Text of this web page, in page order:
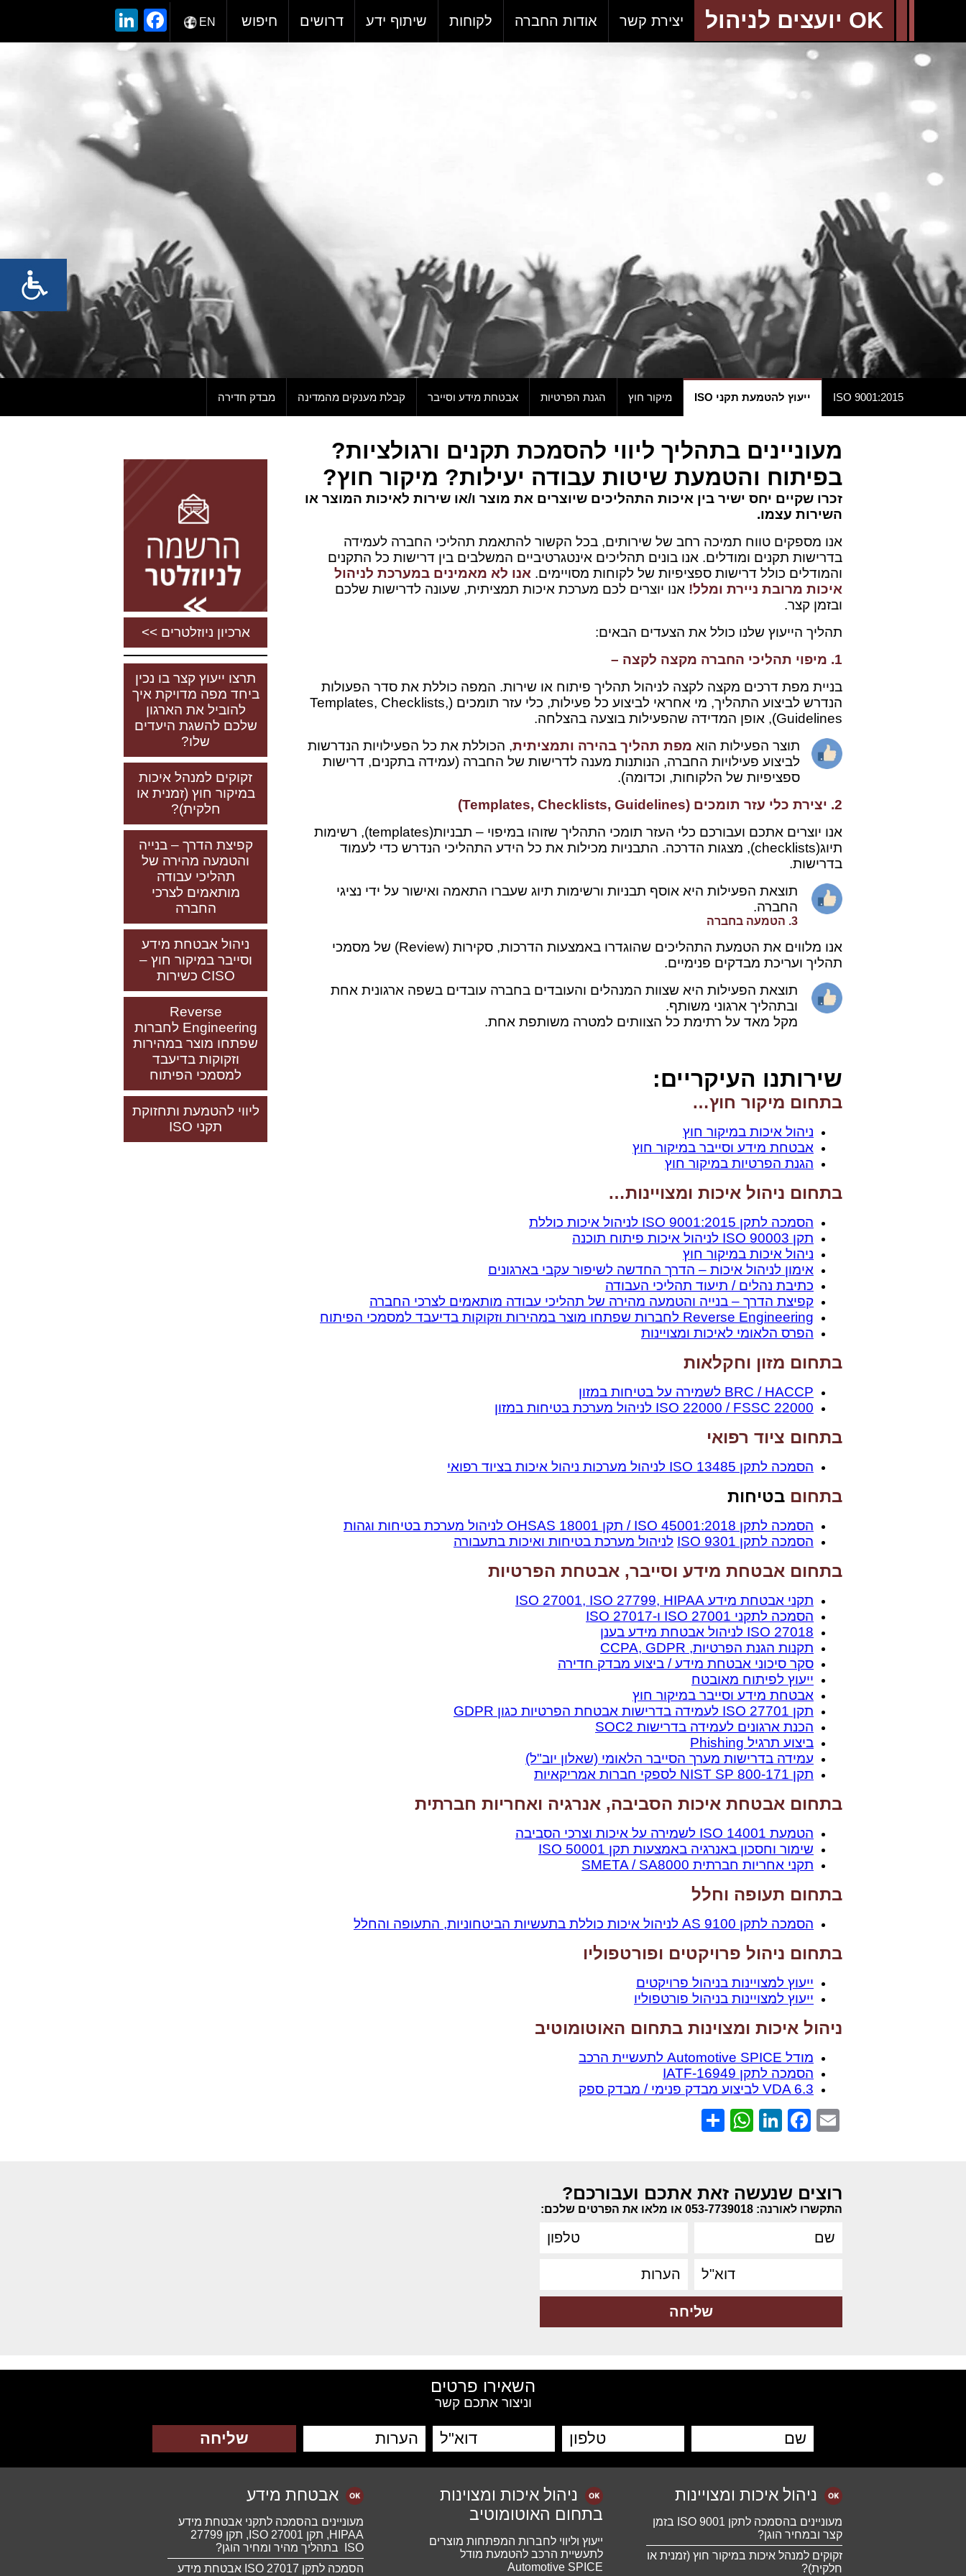
OK יועצים לניהול יצירת קשר אודות החברה לקוחות שיתוף ידע דרושים חיפוש EN
Facebook
9001:2015 ISO ייעוץ להטמעת תקני ISO מיקור חוץ הגנת הפרטיות אבטחת מידע וסייבר קבלת מענקים מהמדינה מבדק חדירה
מעוניינים בתהליך ליווי להסמכת תקנים ורגולציות?
בפיתוח והטמעת שיטות עבודה יעילות? מיקור חוץ?
זכרו שקיים יחס ישיר בין איכות התהליכים שיוצרים את מוצר ו/או שירות לאיכות המוצר או
השירות עצמו.
אנו מספקים טווח תמיכה רחב של שירותים, בכל הקשור להתאמת תהליכי החברה לעמידה
בדרישות תקנים ומודלים. אנו בונים תהליכים אינטגרטיביים המשלבים בין דרישות כל התקנים
והמודלים כולל דרישות ספציפיות של לקוחות מסויימים. אנו לא מאמינים במערכת לניהול
איכות מרובת ניירת ומלל! אנו יוצרים לכם מערכת איכות תמציתית, שעונה לדרישות שלכם
ובזמן קצר.
תהליך הייעוץ שלנו כולל את הצעדים הבאים:
1. מיפוי תהליכי החברה מקצה לקצה –
בניית מפת דרכים מקצה לקצה לניהול תהליך פיתוח או שירות. המפה כוללת את סדר הפעולות
הנדרש לביצוע התהליך, מי אחראי לביצוע כל פעילות, כלי עזר תומכים (Templates, Checklists,
Guidelines), אופן המדידה שהפעילות בוצעה בהצלחה.
תוצר הפעילות הוא מפת תהליך בהירה ותמציתית, הכוללת את כל הפעילויות הנדרשות
לביצוע פעילויות החברה, הנותנות מענה לדרישות של החברה (עמידה בתקנים, דרישות
ספציפיות של הלקוחות, וכדומה).
2. יצירת כלי עזר תומכים (Templates, Checklists, Guidelines)
אנו יוצרים אתכם ועבורכם כלי העזר תומכי התהליך שזוהו במיפוי – תבניות(templates), רשימות
תיוג(checklists), מצגות הדרכה. התבניות מכילות את כל הידע התהליכי הנדרש כדי לעמוד
בדרישות.
תוצאת הפעילות היא אוסף תבניות ורשימות תיוג שעברו התאמה ואישור על ידי נציגי
החברה.
3. הטמעה בחברה
אנו מלווים את הטמעת התהליכים שהוגדרו באמצעות הדרכות, סקירות (Review) של מסמכי
תהליך ועריכת מבדקים פנימיים.
תוצאת הפעילות היא שצוות המנהלים והעובדים בחברה עובדים בשפה ארגונית אחת
ובתהליך ארגוני משותף.
מקל מאד על רתימת כל הצוותים למטרה משותפת אחת.
שירותנו העיקריים:
בתחום מיקור חוץ…
ניהול איכות במיקור חוץ
אבטחת מידע וסייבר במיקור חוץ
הגנת הפרטיות במיקור חוץ
בתחום ניהול איכות ומצויינות…
הסמכה לתקן ISO 9001:2015 לניהול איכות כוללת
תקן ISO 90003 לניהול איכות פיתוח תוכנה
ניהול איכות במיקור חוץ
אימון לניהול איכות – הדרך החדשה לשיפור עקבי בארגונים
כתיבת נהלים / תיעוד תהליכי העבודה
קפיצת הדרך – בנייה והטמעה מהירה של תהליכי עבודה מותאמים לצרכי החברה
Reverse Engineering לחברות שפתחו מוצר במהירות וזקוקות בדיעבד למסמכי הפיתוח
הפרס הלאומי לאיכות ומצויינות
בתחום מזון וחקלאות
BRC / HACCP לשמירה על בטיחות במזון
ISO 22000 / FSSC 22000 לניהול מערכת בטיחות במזון
בתחום ציוד רפואי
הסמכה לתקן 13485 ISO לניהול מערכות ניהול איכות בציוד רפואי
בתחום בטיחות
הסמכה לתקן ISO 45001:2018 / תקן OHSAS 18001 לניהול מערכת בטיחות וגהות
הסמכה לתקן ISO 9301
לניהול מערכת בטיחות ואיכות בתעבורה
בתחום אבטחת מידע וסייבר, אבטחת הפרטיות
תקני אבטחת מידע ISO 27001, ISO 27799, HIPAA
הסמכה לתקני 27001 ISO ו-27017 ISO
ISO 27018 לניהול אבטחת מידע בענן
תקנות הגנת הפרטיות, CCPA, GDPR
סקר סיכוני אבטחת מידע / ביצוע מבדק חדירה
ייעוץ לפיתוח מאובטח
אבטחת מידע וסייבר במיקור חוץ
תקן 27701 ISO לעמידה בדרישות אבטחת הפרטיות כגון GDPR
הכנת ארגונים לעמידה בדרישות SOC2
ביצוע תרגיל Phishing
עמידה בדרישות מערך הסייבר הלאומי (שאלון יוב"ל)
תקן NIST SP 800-171 לספקי חברות אמריקאיות
בתחום אבטחת איכות הסביבה, אנרגיה ואחריות חברתית
הטמעת 14001 ISO לשמירה על איכות וצרכי הסביבה
שימור וחסכון באנרגיה באמצעות תקן 50001 ISO
תקני אחריות חברתית SMETA / SA8000
בתחום תעופה וחלל
הסמכה לתקן 9100 AS לניהול איכות כוללת בתעשיות הביטחוניות, התעופה והחלל
בתחום ניהול פרויקטים ופורטפוליו
ייעוץ למצויינות בניהול פרויקטים
ייעוץ למצויינות בניהול פורטפוליו
ניהול איכות ומצוינות בתחום האוטומוטיב
מודל Automotive SPICE לתעשיית הרכב
הסמכה לתקן IATF-16949
VDA 6.3 לביצוע מבדק פנימי / מבדק ספק
Email
Facebook
LinkedIn
WhatsApp
ארכיון ניוזלטרים >>
תרצו ייעוץ קצר בו נכין
ביחד מפה מדויקת איך
להוביל את הארגון
שלכם להשגת היעדים
שלו?
זקוקים למנהל איכות
במיקור חוץ (זמנית או
חלקית)?
קפיצת הדרך – בנייה
והטמעה מהירה של
תהליכי עבודה
מותאמים לצרכי
החברה
ניהול אבטחת מידע
וסייבר במיקור חוץ –
CISO כשירות
Reverse
Engineering לחברות
שפתחו מוצר במהירות
וזקוקות בדיעבד
למסמכי הפיתוח
ליווי להטמעת ותחזוקת
תקני ISO
רוצים שנעשה זאת אתכם ועבורכם?
התקשרו לאורנה: 053-7739018 או מלאו את הפרטים שלכם:
השאירו פרטים
וניצור אתכם קשר
ניהול איכות ומצויינות
מעוניינים בהסמכה לתקן ISO 9001 בזמן
קצר ובמחיר הוגן?
זקוקים למנהל איכות במיקור חוץ (זמנית או
חלקית)?
ניהול איכות ומצוינות
בתחום האוטומוטיב
ייעוץ וליווי לחברות המפתחות מוצרים
לתעשיית הרכב להטמעת מודל
Automotive SPICE
אבטחת מידע
מעוניינים בהסמכה לתקני אבטחת מידע
HIPAA, תקן 27001 ISO, תקן 27799
ISO בתהליך מהיר ומחיר הוגן?
הסמכה לתקן 27017 ISO אבטחת מידע